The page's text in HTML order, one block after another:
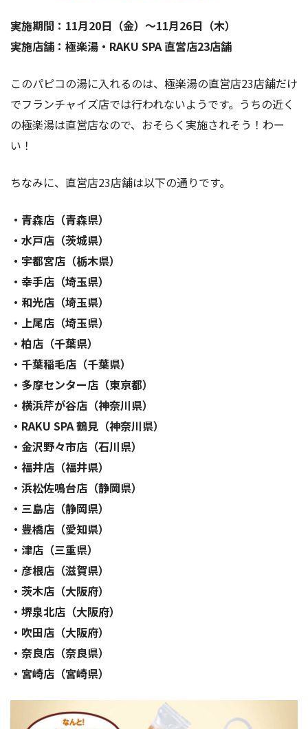
実施期間：11月20日（金）～11月26日（木）
実施店舗：極楽湯・RAKU SPA 直営店23店舗
このパピコの湯に入れるのは、極楽湯の直営店23店舗だけ
でフランチャイズ店では行われないようです。うちの近く
の極楽湯は直営店なので、おそらく実施されそう！わー
い！
ちなみに、直営店23店舗は以下の通りです。
・青森店（青森県）
・水戸店（茨城県）
・宇都宮店（栃木県）
・幸手店（埼玉県）
・和光店（埼玉県）
・上尾店（埼玉県）
・柏店（千葉県）
・千葉稲毛店（千葉県）
・多摩センター店（東京都）
・横浜芹が谷店（神奈川県）
・RAKU SPA 鶴見（神奈川県）
・金沢野々市店（石川県）
・福井店（福井県）
・浜松佐鳴台店（静岡県）
・三島店（静岡県）
・豊橋店（愛知県）
・津店（三重県）
・彦根店（滋賀県）
・茨木店（大阪府）
・堺泉北店（大阪府）
・吹田店（大阪府）
・奈良店（奈良県）
・宮崎店（宮崎県）